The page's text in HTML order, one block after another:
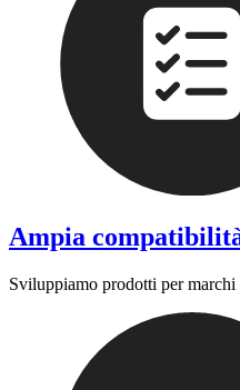
Ampia
Sviluppiamo prodotti per